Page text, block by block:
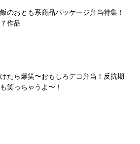
のおとも系商品パッケージ弁当特集！
作品
たら爆笑〜おもしろデコ弁当！反抗期
笑っちゃうよ〜！